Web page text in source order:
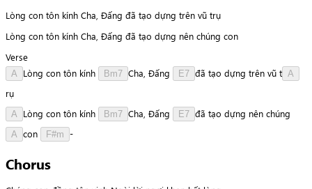
Lòng con tôn kính Cha, Đấng đã tạo dựng trên vũ trụ
Lòng con tôn kính Cha, Đấng đã tạo dựng nên chúng con
Verse
A Lòng con tôn kính Bm7 Cha Đấng E7 đã tạo dựng trên vũ t A
rụ
A Lòng con tôn kính Bm7 Cha Đấng E7 đã tạo dựng nên chúng
A con F#m -
Chorus